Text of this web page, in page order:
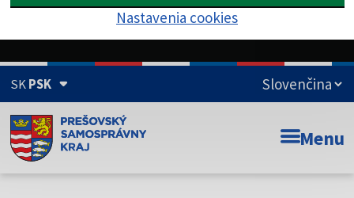
Nastavenia cookies
SKPSK
Doména psk.sk je oficiálna
Toto je oficiálna webová stránka Prešovského
Menu